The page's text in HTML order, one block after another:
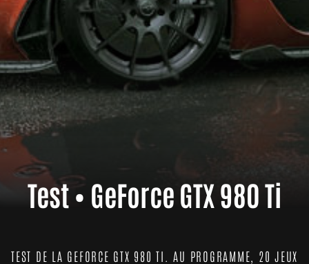
Test • GeForce GTX 980 Ti
TEST DE LA GEFORCE GTX 980 TI. AU PROGRAMME, 20 JEUX